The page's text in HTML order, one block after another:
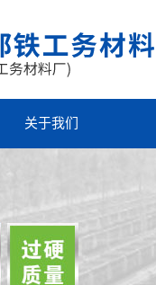
关于我们